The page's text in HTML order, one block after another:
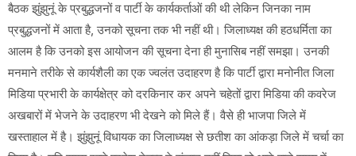
बैठक झुंझुनूं के प्रबुद्धजनों व पार्टी के कार्यकर्ताओं की थी लेकिन जिनका नाम
प्रबुद्धजनों में आता है, उनको सूचना तक भी नहीं थी। जिलाध्यक्ष की हठधर्मिता का
आलम है कि उनको इस आयोजन की सूचना देना ही मुनासिब नहीं समझा। उनकी
मनमाने तरीके से कार्यशैली का एक ज्वलंत उदाहरण है कि पार्टी द्वारा मनोनीत जिला
मिडिया प्रभारी के कार्यक्षेत्र को दरकिनार कर अपने चहेतों द्वारा मिडिया की कवरेज
अखबारों में भेजने के उदाहरण भी देखने को मिले हैं। वैसे ही भाजपा जिले में
खस्ताहाल में है। झुंझुनूं विधायक का जिलाध्यक्ष से छतीश का आंकड़ा जिले में चर्चा का